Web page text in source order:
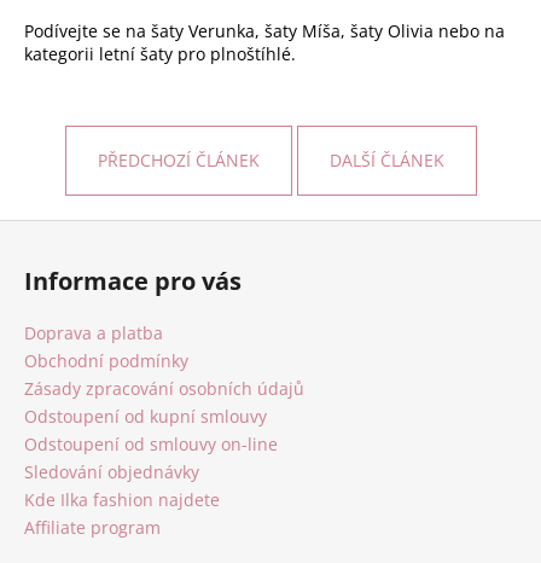
Podívejte se na šaty Verunka, šaty Míša, šaty Olivia nebo na
kategorii letní šaty pro plnoštíhlé.
PŘEDCHOZÍ ČLÁNEK DALŠÍ ČLÁNEK
Z
Informace pro vás
Doprava a platba
Obchodní podmínky
Zásady zpracování osobních údajů
Odstoupení od kupní smlouvy
Odstoupení od smlouvy on-line
Sledování objednávky
Kde Ilka fashion najdete
Affiliate program